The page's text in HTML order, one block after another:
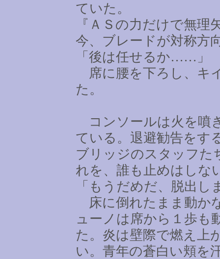
ていた。
『ＡＳの力だけで無
今、ブレードが対称方
「後は任せるか…… 」
席に腰を下ろし、キ
た。
コンソールは火を噴
ている。退避勧告をす
ブリッジのスタッフた
れを、誰も止めはしな
「もうだめだ、脱出
床に倒れたまま動か
ューノは席から１歩も
た。炎は壁際で燃え上
い。青年の蒼白い頬を